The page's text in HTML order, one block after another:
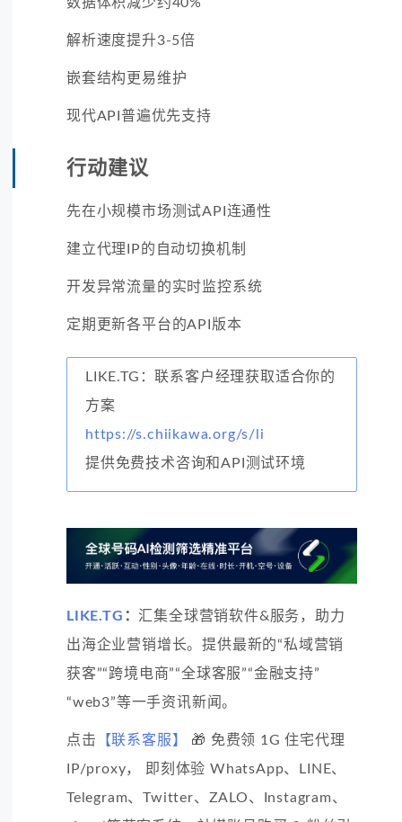
解析速度提升3-5倍
嵌套结构更易维护
现代API普遍优先支持
行动建议
先在小规模市场测试API连通性
建立代理IP的自动切换机制
开发异常流量的实时监控系统
定期更新各平台的API版本
LIKE.TG：联系客户经理获取适合你的
方案
https://s.chiikawa.org/s/li
提供免费技术咨询和API测试环境
LIKE.TG ： 汇集全球营销软件&服务，助力
出海企业营销增长。提供最新的“私域营销
获客”“跨境电商”“全球客服”“金融支持”
“web3”等一手资讯新闻。
点击 【联系客服】
🎁 免费领 1G 住宅代理
IP/proxy， 即刻体验 WhatsApp、LINE、
Telegram、Twitter、ZALO、Instagram、